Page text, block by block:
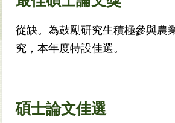
從缺。為鼓勵研究生積極參與農
究，本年度特設佳選。
碩士論文佳選